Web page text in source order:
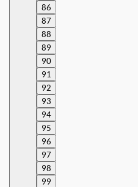
86
87
88
89
90
91
92
93
94
95
96
97
98
99